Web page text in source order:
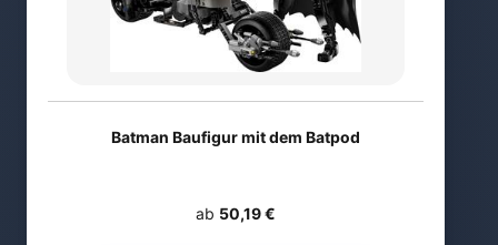
Batman Baufigur mit dem Batpod
ab 50,19 €